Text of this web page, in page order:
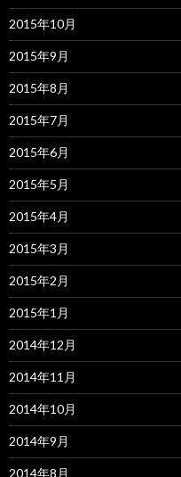
2015年10月
2015年9月
2015年8月
2015年7月
2015年6月
2015年5月
2015年4月
2015年3月
2015年2月
2015年1月
2014年12月
2014年11月
2014年10月
2014年9月
2014年8月